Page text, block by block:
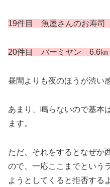
19件目 魚屋さんのお寿
20件目 バーミヤン 6.6
昼間よりも夜のほうが渋い
あまり、鳴らないので基本
ます。
ただ、それをするとなぜか
ので、一応ここまでという
ようとしてくると拒否する